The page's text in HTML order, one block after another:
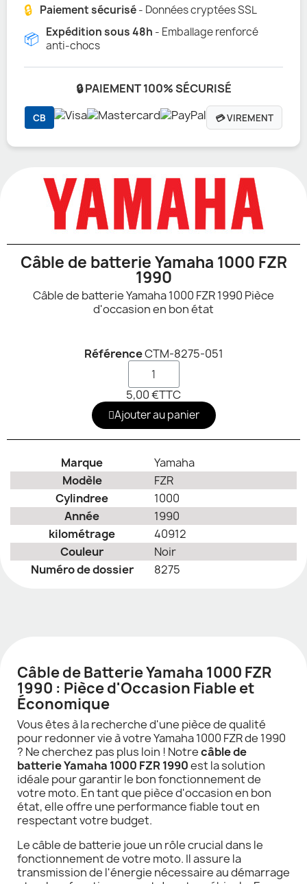
🔒 Paiement sécurisé- Données cryptées SSL
📦 Expédition sous 48h - Emballage renforcé
anti-chocs
🔒 PAIEMENT 100% SÉCURISÉ
CB 💳 VIREMENT
Câble de batterie Yamaha 1000 FZR
1990
Câble de batterie Yamaha 1000 FZR 1990 Pièce
d'occasion en bon état
RéférenceCTM-8275-051
5,00 €TTC
Ajouter au panier
Marque
Yamaha
Modèle
FZR
Cylindree
1000
Année
1990
kilométrage
40912
Couleur
Noir
Numéro de dossier
8275
Câble de Batterie Yamaha 1000 FZR
1990 : Pièce d'Occasion Fiable et
Économique
Vous êtes à la recherche d'une pièce de qualité
pour redonner vie à votre Yamaha 1000 FZR de 1990
? Ne cherchez pas plus loin ! Notrecâble de
batterie Yamaha 1000 FZR 1990est la solution
idéale pour garantir le bon fonctionnement de
votre moto. En tant que pièce d'occasion en bon
état, elle offre une performance fiable tout en
respectant votre budget.
Le câble de batterie joue un rôle crucial dans le
fonctionnement de votre moto. Il assure la
transmission de l'énergie nécessaire au démarrage